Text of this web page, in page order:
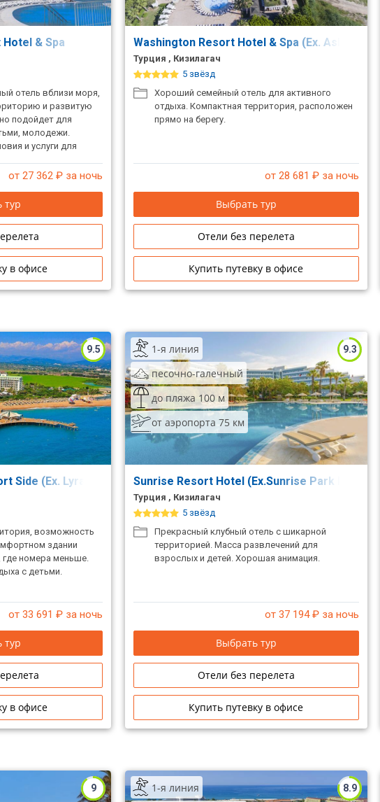
& Spa
отель вблизи моря,
и развитую
подойдет для
молодежи.
и услуги для
от 27 362 ₽ за ночь
тур
в офисе
Washington Resort Hotel & Spa (Ex. Aska
Турция , Кизилагач
5 звёзд
Хороший семейный отель для активного
отдыха. Компактная территория, расположен
прямо на берегу.
от 28 681 ₽ за ночь
Выбрать тур
Отели без перелета
Купить путевку в офисе
9.5
Side (Ex. Lyra Resort)
возможность
здании
где номера меньше.
с детьми.
от 33 691 ₽ за ночь
тур
в офисе
9.3
1-я линия
песочно-галечный
до пляжа 100 м
от аэропорта 75 км
Sunrise Resort Hotel (Ex.Sunrise Park Resort
Турция , Кизилагач
5 звёзд
Прекрасный клубный отель с шикарной
территорией. Масса развлечений для
взрослых и детей. Хорошая анимация.
от 37 194₽ за ночь
Выбрать тур
Отели без перелета
Купить путевку в офисе
9 8.9
1-я линия